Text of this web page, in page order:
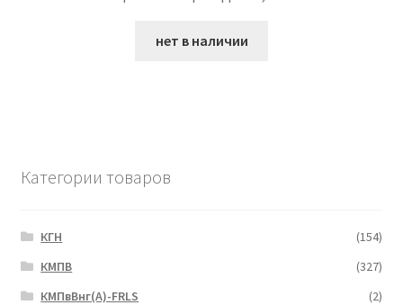
нет в наличии
Категории товаров
КГН
(154)
КМПВ
(327)
КМПвВнг(А)-FRLS
(2)